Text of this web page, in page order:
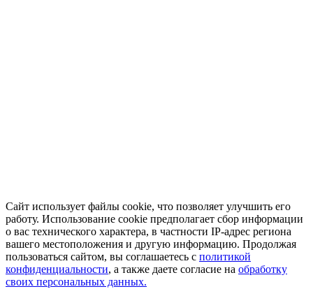
Сайт использует файлы cookie, что позволяет улучшить его
работу. Использование cookie предполагает сбор информации
о вас технического характера, в частности IP-адрес региона
вашего местоположения и другую информацию. Продолжая
пользоваться сайтом, вы соглашаетесь с политикой
конфиденциальности, а также даете согласие на обработку
своих персональных данных.